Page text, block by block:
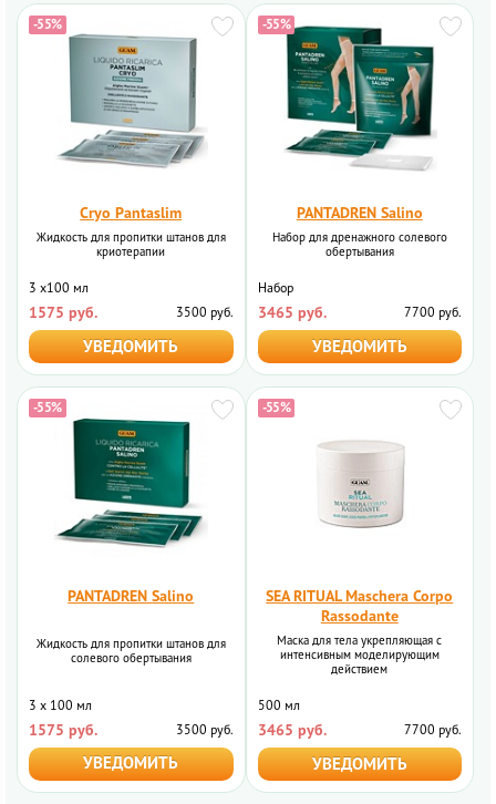
Cryo Pantaslim
Жидкость для пропитки штанов для
криотерапии
-55%
3 x100 мл
1575 руб. 3500 руб.
УВЕДОМИТЬ
PANTADREN Salino
Набор для дренажного солевого
обертывания
-55%
Набор
3465 руб. 7700 руб.
УВЕДОМИТЬ
PANTADREN Salino
Жидкость для пропитки штанов для
солевого обертывания
-55%
3 х 100 мл
1575 руб. 3500 руб.
УВЕДОМИТЬ
SEA RITUAL Maschera Corpo
Rassodante
Маска для тела укрепляющая с
интенсивным моделирующим
действием
-55%
500 мл
3465 руб. 7700 руб.
УВЕДОМИТЬ